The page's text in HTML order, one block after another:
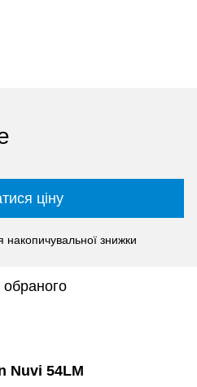
ціну
накопичувальної знижки
Nuvi 54LM